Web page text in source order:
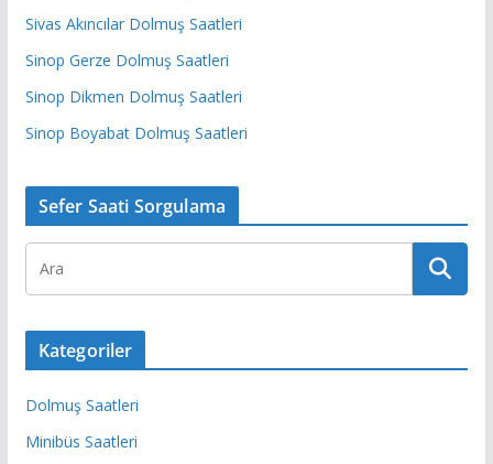
Sivas Akıncılar Dolmuş Saatleri
Sinop Gerze Dolmuş Saatleri
Sinop Dikmen Dolmuş Saatleri
Sinop Boyabat Dolmuş Saatleri
Sefer Saati Sorgulama
Kategoriler
Dolmuş Saatleri
Minibüs Saatleri